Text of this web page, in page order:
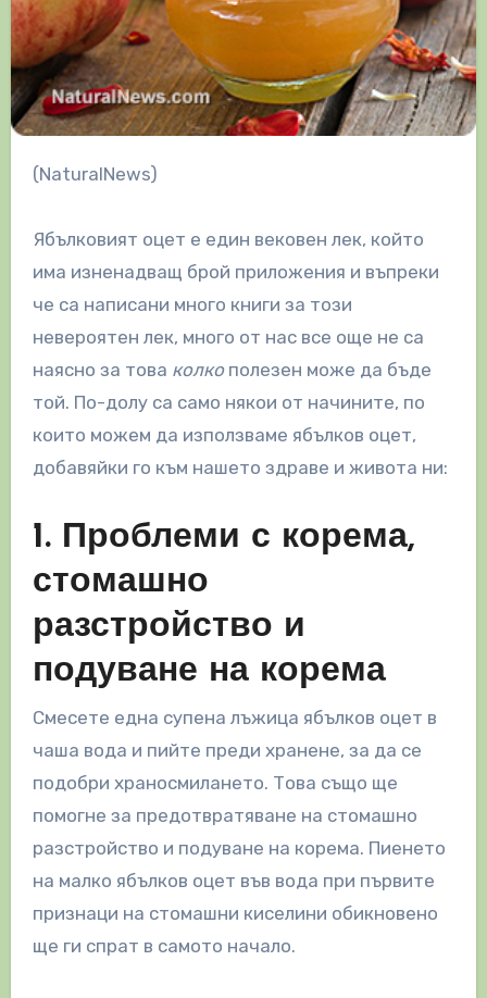
(NaturalNews)
Ябълковият оцет е един вековен лек, който
има изненадващ брой приложения и въпреки
че са написани много книги за този
невероятен лек, много от нас все още не са
наясно за това колкополезен може да бъде
той. По-долу са само някои от начините, по
които можем да използваме ябълков оцет,
добавяйки го към нашето здраве и живота ни:
1. Проблеми с корема,
стомашно
разстройство и
подуване на корема
Смесете една супена лъжица ябълков оцет в
чаша вода и пийте преди хранене, за да се
подобри храносмилането. Това също ще
помогне за предотвратяване на стомашно
разстройство и подуване на корема. Пиенето
на малко ябълков оцет във вода при първите
признаци на стомашни киселини обикновено
ще ги спрат в самото начало.